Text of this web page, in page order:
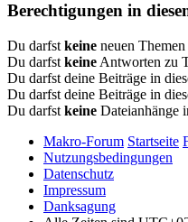
Berechtigungen in
Du darfst keine neuen
Du darfst keine Antworten zu
Du darfst deine Beiträge in
Du darfst deine Beiträge in
Du darfst keine Dateianhänge
Makro-Forum Startseite
Nutzungsbedingungen
Datenschutz
Impressum
Danksagung